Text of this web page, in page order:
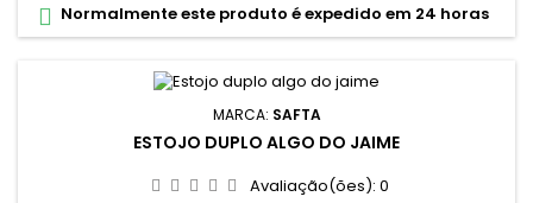
 Normalmente este produto é expedido em 24 horas
MARCA: SAFTA
ESTOJO DUPLO ALGO DO JAIME
Avaliação(ões): 0